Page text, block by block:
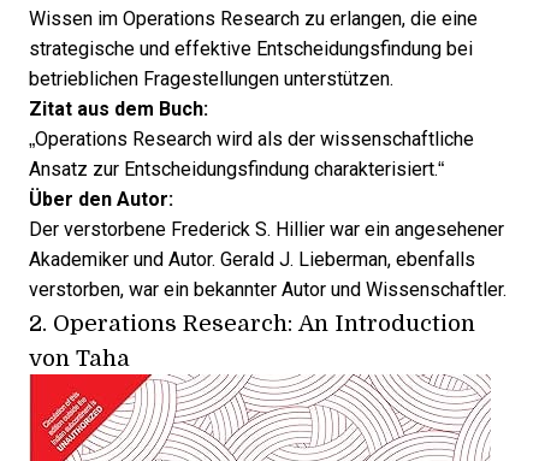
Wissen im Operations Research zu erlangen, die eine
strategische und effektive Entscheidungsfindung bei
betrieblichen Fragestellungen unterstützen.
Zitat aus dem Buch:
„Operations Research wird als der wissenschaftliche
Ansatz zur Entscheidungsfindung charakterisiert.“
Über den Autor:
Der verstorbene Frederick S. Hillier war ein angesehener
Akademiker und Autor. Gerald J. Lieberman, ebenfalls
verstorben, war ein bekannter Autor und Wissenschaftler.
2. Operations Research: An Introduction
von Taha